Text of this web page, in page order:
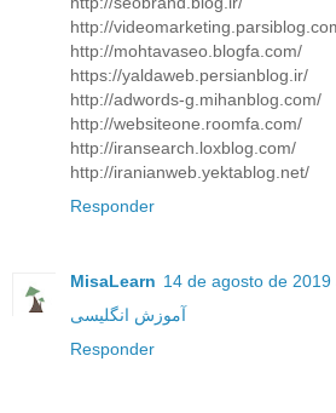
http://
http://mohtavaseo.blogfa.com/
https://yaldaweb.persianblog.ir/
http://adwords-g.mihanblog.com/
http://websiteone.roomfa.com/
http://iransearch.loxblog.com/
http://iranianweb.yektablog.net/
Responder
MisaLearn 14 de agosto de 2019
آموزش انگلیسی
Responder